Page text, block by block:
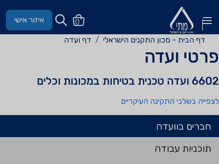
0 איזור אישי
דף הבית - מכון התקנים הישראלי דף ועדה
פרטי ועדה
6602 ועדה טכנית בטיחות במכונות וכלים
לצפייה בשלבי התקינה העיקריים
חברים בוועדה
תוכניות עבודה